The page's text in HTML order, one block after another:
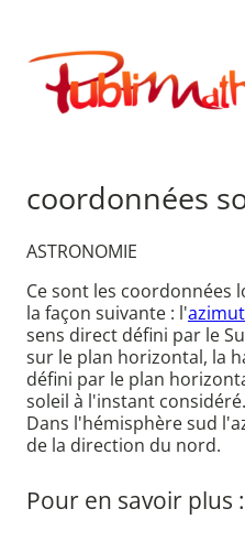
contenu
Publimath
coordonnées
ASTRONOMIE
Ce sont les coordonnées
la façon suivante : l'azimut
sens direct défini par le
sur le plan horizontal, la
défini par le plan
soleil à l'instant considéré.
Dans l'hémisphère sud
de la direction du nord.
Pour en savoir plus :